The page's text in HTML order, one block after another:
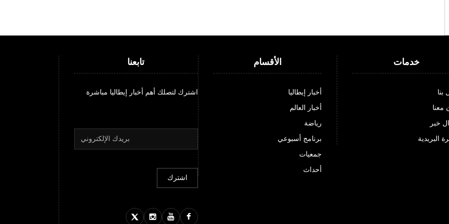
تابعنا
اشترك لتصلك أهم أخبار إيطاليا مباشرة
الأقسام
أخبار إيطاليا
أخبار العالم
رياضة
برنامج أسبوعي
جمعيات
أحداث
خدمات
بنا
معنا
خبر
البريدية